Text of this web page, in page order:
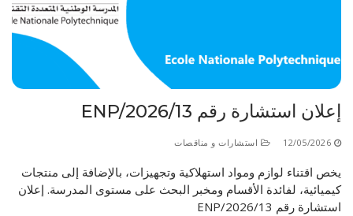
إعلان استشارة رقم 13/ENP/2026
12/05/2026 استشارات و مناقصات
يخص اقتناء لوازم ومواد استهلاكية وتجهيزات، بالإضافة إلى منتجات
كيميائية، لفائدة الأقسام ومخبر البحث على مستوى المدرسة. إعلان
استشارة رقم 13/ENP/2026